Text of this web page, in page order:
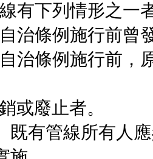
列情形之一者
例施行前曾發
例施行前，原
止者。
線所有人應